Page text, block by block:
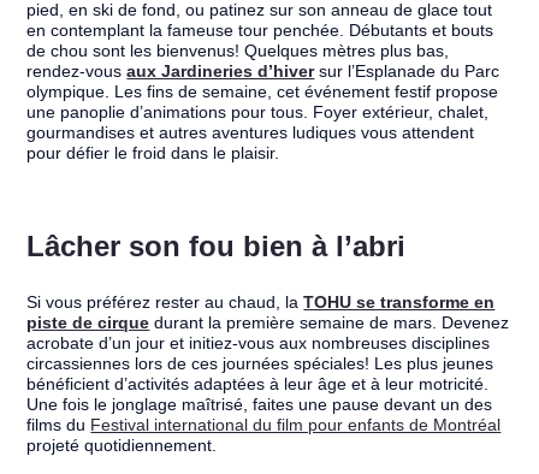
pied, en ski de fond, ou patinez sur son anneau de glace tout
en contemplant la fameuse tour penchée. Débutants et bouts
de chou sont les bienvenus! Quelques mètres plus bas,
rendez-vousaux Jardineries d’hiversur l’Esplanade du Parc
olympique. Les fins de semaine, cet événement festif propose
une panoplie d’animations pour tous. Foyer extérieur, chalet,
gourmandises et autres aventures ludiques vous attendent
pour défier le froid dans le plaisir.
Lâcher son fou bien à l’abri
Si vous préférez rester au chaud, laTOHU se transforme en
piste de cirque durant la première semaine de mars. Devenez
acrobate d’un jour et initiez-vous aux nombreuses disciplines
circassiennes lors de ces journées spéciales! Les plus jeunes
bénéficient d’activités adaptées à leur âge et à leur motricité.
Une fois le jonglage maîtrisé, faites une pause devant un des
films du Festival international du film pour enfants de Montréal
projeté quotidiennement.